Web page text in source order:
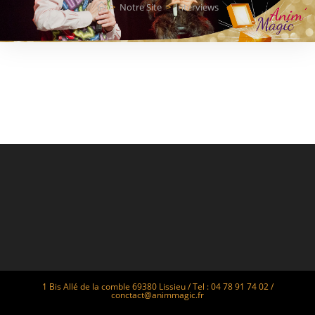
> Notre Site > Interviews
1 Bis Allé de la comble 69380 Lissieu / Tel : 04 78 91 74 02 /
conctact@animmagic.fr